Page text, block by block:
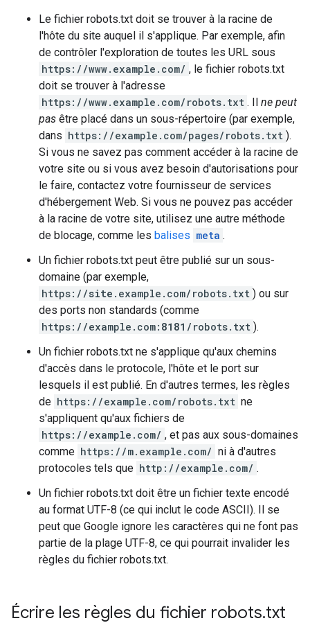
Le fichier robots.txt doit se trouver à la racine de
l'hôte du site auquel il s'applique. Par exemple, afin
de contrôler l'exploration de toutes les URL sous
https://www.example.com/ , le fichier robots.txt
doit se trouver à l'adresse
https://www.example.com/robots.txt . Il ne peut
pas être placé dans un sous-répertoire (par exemple,
dans https://example.com/pages/robots.txt ).
Si vous ne savez pas comment accéder à la racine de
votre site ou si vous avez besoin d'autorisations pour
le faire, contactez votre fournisseur de services
d'hébergement Web. Si vous ne pouvez pas accéder
à la racine de votre site, utilisez une autre méthode
de blocage, comme les balises meta .
Un fichier robots.txt peut être publié sur un sous-
domaine (par exemple,
https://site .example.com/robots.txt ) ou sur
des ports non standards (comme
https://example.com: 8181 /robots.txt ).
Un fichier robots.txt ne s'applique qu'aux chemins
d'accès dans le protocole, l'hôte et le port sur
lesquels il est publié. En d'autres termes, les règles
de https://example.com/robots.txt ne
s'appliquent qu'aux fichiers de
https://example.com/ , et pas aux sous-domaines
comme https://m.example.com/ ni à d'autres
protocoles tels que http://example.com/ .
Un fichier robots.txt doit être un fichier texte encodé
au format UTF-8 (ce qui inclut le code ASCII). Il se
peut que Google ignore les caractères qui ne font pas
partie de la plage UTF-8, ce qui pourrait invalider les
règles du fichier robots.txt.
Écrire les règles du fichier robots.txt